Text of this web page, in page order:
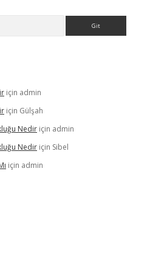
için admin
için Gülşah
Nedir için admin
Nedir için Sibel
için admin